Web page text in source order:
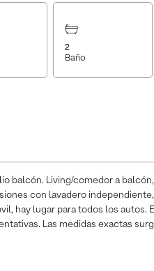
2
Baño
balcón. Living/comedor a
con lavadero
hay lugar para todos los autos.
Las medidas exactas